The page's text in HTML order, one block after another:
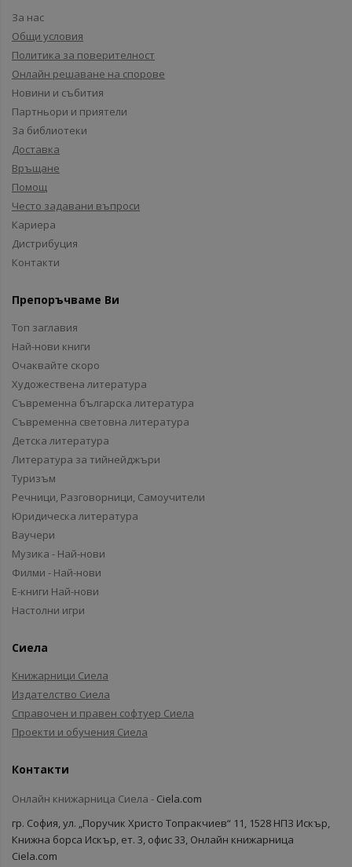
За нас
Общи условия
Политика за поверителност
Онлайн решаване на спорове
Новини и събития
Партньори и приятели
За библиотеки
Доставка
Връщане
Помощ
Често задавани въпроси
Кариера
Дистрибуция
Контакти
Препоръчваме Ви
Топ заглавия
Най-нови книги
Очаквайте скоро
Художествена литература
Съвременна българска литература
Съвременна световна литература
Детска литература
Литература за тийнейджъри
Туризъм
Речници, Разговорници, Самоучители
Юридическа литература
Ваучери
Музика - Най-нови
Филми - Най-нови
Е-книги Най-нови
Настолни игри
Сиела
Книжарници Сиела
Издателство Сиела
Справочен и правен софтуер Сиела
Проекти и обучения Сиела
Контакти
Онлайн книжарница Сиела - Ciela.com
гр. София, ул. „Поручик Христо Топракчиев“ 11, 1528 НПЗ Искър,
Книжна борса Искър, ет. 3, офис 33, Онлайн книжарница
Ciela.com